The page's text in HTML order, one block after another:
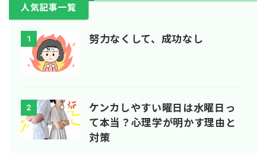
人気記事一覧
1 努力なくして、成功なし
2
ケンカしやすい曜日は水曜日っ
て本当？心理学が明かす理由と
対策